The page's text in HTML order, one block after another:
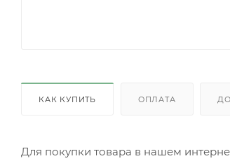
КАК КУПИТЬ ОПЛАТА
Для покупки товара в нашем